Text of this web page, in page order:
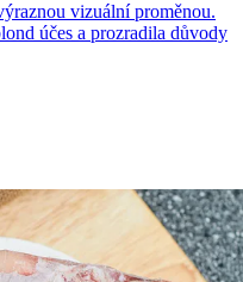
vizuální proměnou.
účes a prozradila důvody